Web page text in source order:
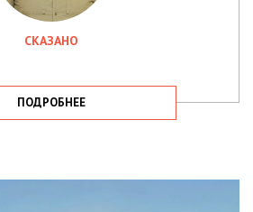
СКАЗАНО
ПОДРОБНЕЕ